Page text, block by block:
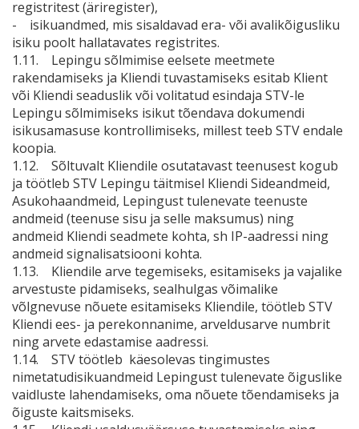
registritest (äriregister),
- isikuandmed, mis sisaldavad era- või avalikõigusliku
isiku poolt hallatavates registrites.
1.11. Lepingu sõlmimise eelsete meetmete
rakendamiseks ja Kliendi tuvastamiseks esitab Klient
või Kliendi seaduslik või volitatud esindaja STV-le
Lepingu sõlmimiseks isikut tõendava dokumendi
isikusamasuse kontrollimiseks, millest teeb STV endale
koopia.
1.12. Sõltuvalt Kliendile osutatavast teenusest kogub
ja töötleb STV Lepingu täitmisel Kliendi Sideandmeid,
Asukohaandmeid, Lepingust tulenevate teenuste
andmeid (teenuse sisu ja selle maksumus) ning
andmeid Kliendi seadmete kohta, sh IP-aadressi ning
andmeid signalisatsiooni kohta.
1.13. Kliendile arve tegemiseks, esitamiseks ja vajalike
arvestuste pidamiseks, sealhulgas võimalike
võlgnevuse nõuete esitamiseks Kliendile, töötleb STV
Kliendi ees- ja perekonnanime, arveldusarve numbrit
ning arvete edastamise aadressi.
1.14. STV töötleb käesolevas tingimustes
nimetatudisikuandmeid Lepingust tulenevate õiguslike
vaidluste lahendamiseks, oma nõuete tõendamiseks ja
õiguste kaitsmiseks.